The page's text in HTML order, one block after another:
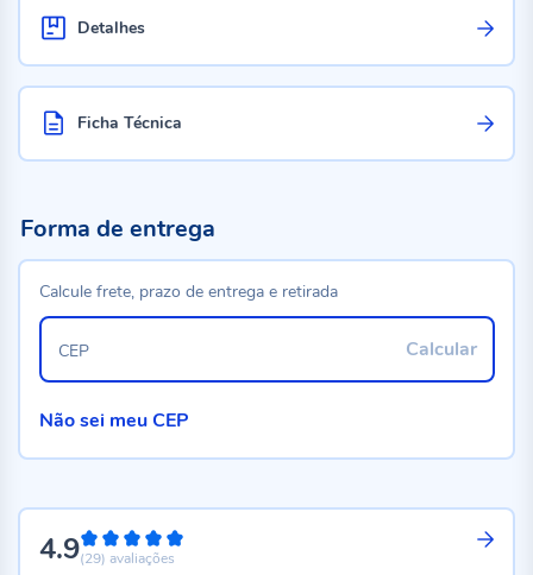
Detalhes
Ficha Técnica
4.998%
(29) avaliações
Forma de entrega
Calcule frete, prazo de entrega e retirada
Calcular
CEP
Não sei meu CEP